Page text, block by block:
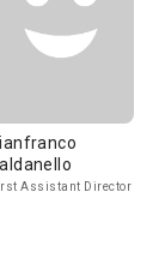
Assistant Director